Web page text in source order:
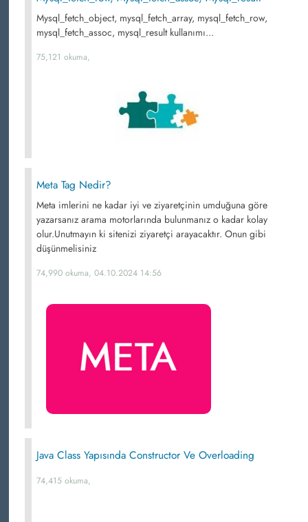
Mysql_fetch_object, mysql_fetch_array, mysql_fetch_row,
mysql_fetch_assoc, mysql_result kullanımı...
75,121 okuma,
Meta Tag Nedir?
Meta imlerini ne kadar iyi ve ziyaretçinin umduğuna göre
yazarsanız arama motorlarında bulunmanız o kadar kolay
olur.Unutmayın ki sitenizi ziyaretçi arayacaktır. Onun gibi
düşünmelisiniz
74,990 okuma, 04.10.2024 14:56
Java Class Yapısında Constructor Ve Overloading
74,415 okuma,